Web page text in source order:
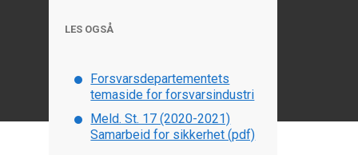
LES OGSÅ
Forsvarsdepartementets
temaside for forsvarsindustri
Meld. St. 17 (2020-2021)
Samarbeid for sikkerhet (pdf)